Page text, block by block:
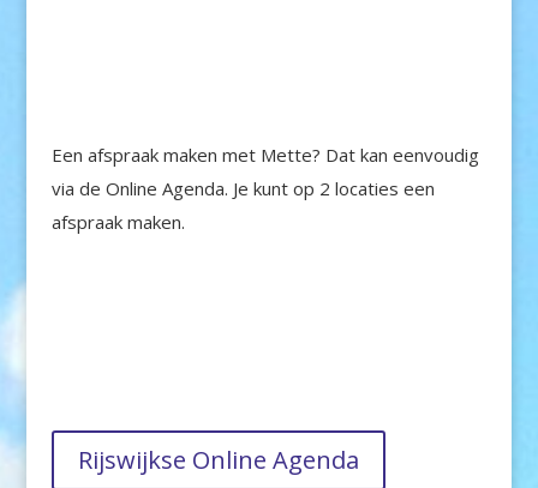
Een afspraak maken met Mette? Dat kan eenvoudig
via de Online Agenda. Je kunt op 2 locaties een
afspraak maken.
Rijswijkse Online Agenda